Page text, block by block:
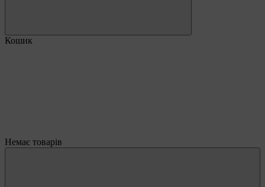
Кошик
Немає товарів